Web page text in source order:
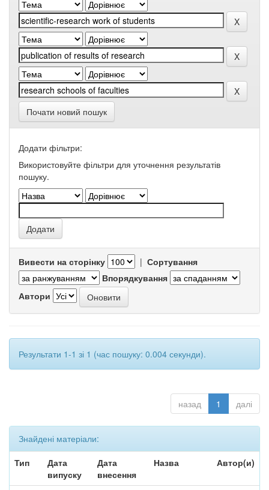
Почати новий пошук
Додати фільтри:
Використовуйте фільтри для уточнення результатів
пошуку.
Вивести на сторінку | Сортування
Впорядкування
Автори
Результати 1-1 зі 1 (час пошуку: 0.004 секунди).
назад 1 далі
Знайдені матеріали:
Тип
Дата
випуску
Дата
внесення
Назва Автор(и)